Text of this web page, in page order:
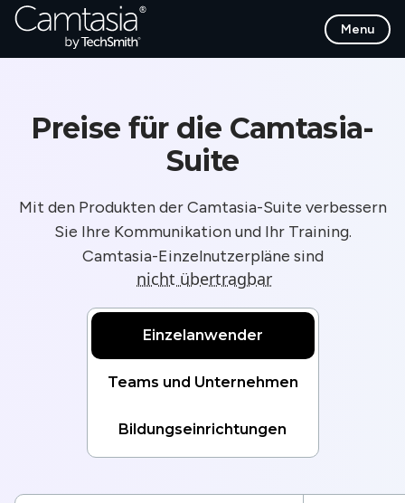
Direkt
zum
Inhalt
Menu
Preise für die Camtasia-
Suite
Mit den Produkten der Camtasia-Suite verbessern
Sie Ihre Kommunikation und Ihr Training.
Camtasia-Einzelnutzerpläne sind
nicht übertragbar
Einzelanwender
Teams und Unternehmen
Bildungseinrichtungen